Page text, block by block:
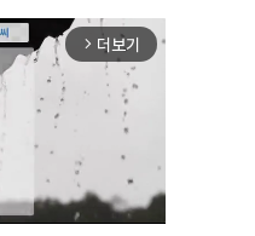
arrow_forward_ios 더보기